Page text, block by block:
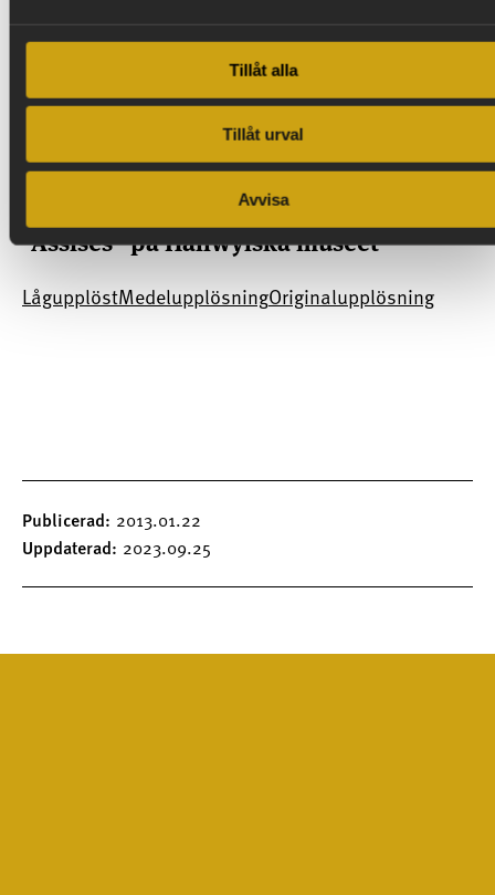
Tillåt alla
Tillåt urval
Avvisa
”Assises” på Hallwylska museet
LågupplöstMedelupplösningOriginalupplösning
Publicerad 2013.01.22
Uppdaterad 2023.09.25